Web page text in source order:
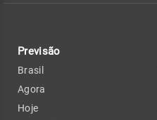
Previsão
Brasil
Agora
Hoje